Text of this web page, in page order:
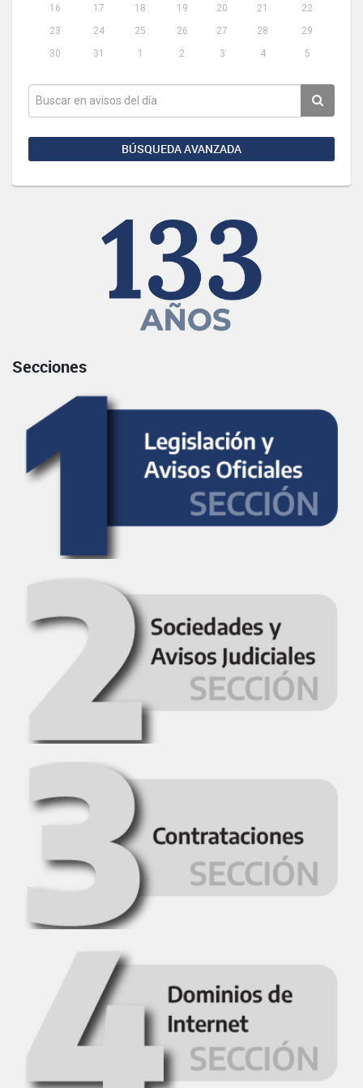
16
17 18 19 20 21
22
23
24 25 26 27 28
29
30
31 1 2 3 4 5
BÚSQUEDA AVANZADA
Secciones